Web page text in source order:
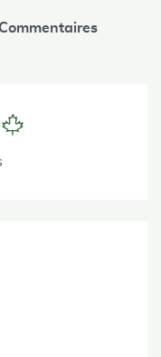
Commentaires